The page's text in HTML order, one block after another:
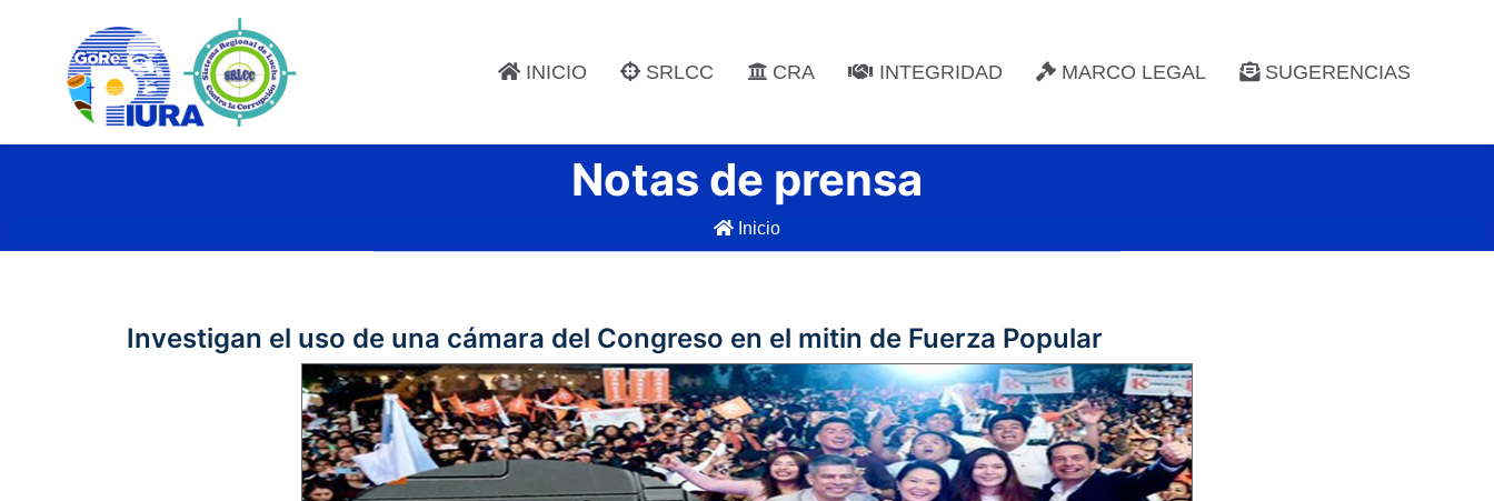
INICIO SRLCC CRA INTEGRIDAD MARCO LEGAL SUGERENCIAS
Notas de prensa
Inicio
Investigan el uso de una cámara del Congreso en el mitin de Fuerza Popular